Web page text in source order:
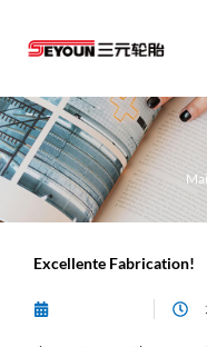
Excellente Fabrication!